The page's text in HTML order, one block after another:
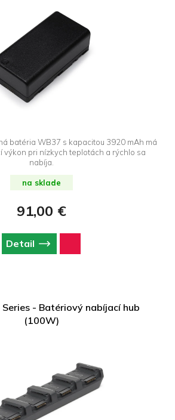
batéria WB37 s kapacitou 3920 mAh má
výkon pri nízkych teplotách a rýchlo sa
nabíja.
na sklade
91,00 €
Detail
Series - Batériový nabíjací hub
(100W)